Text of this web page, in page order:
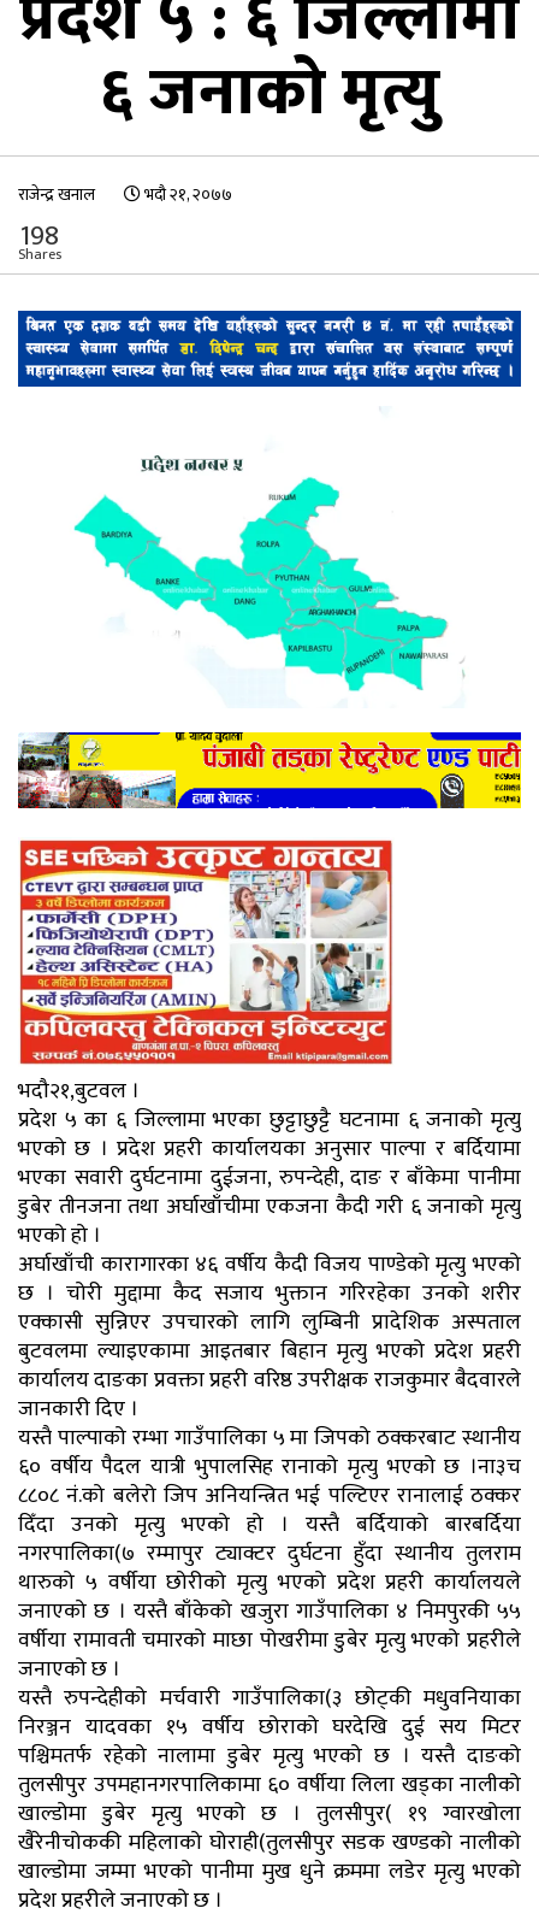
६ जनाको मृत्यु
राजेन्द्र खनाल भदौ २१, २०७७
198
Shares
भदौ२१,बुटवल ।
प्रदेश ५ का ६ जिल्लामा भएका छुट्टाछुट्टै घटनामा ६ जनाको मृत्यु
भएको छ । प्रदेश प्रहरी कार्यालयका अनुसार पाल्पा र बर्दियामा
भएका सवारी दुर्घटनामा दुईजना, रुपन्देही, दाङ र बाँकेमा पानीमा
डुबेर तीनजना तथा अर्घाखाँचीमा एकजना कैदी गरी ६ जनाको मृत्यु
भएको हो ।
अर्घाखाँची कारागारका ४६ वर्षीय कैदी विजय पाण्डेको मृत्यु भएको
छ । चोरी मुद्दामा कैद सजाय भुक्तान गरिरहेका उनको शरीर
एक्कासी सुन्निएर उपचारको लागि लुम्बिनी प्रादेशिक अस्पताल
बुटवलमा ल्याइएकामा आइतबार बिहान मृत्यु भएको प्रदेश प्रहरी
कार्यालय दाङका प्रवक्ता प्रहरी वरिष्ठ उपरीक्षक राजकुमार बैदवारले
जानकारी दिए ।
यस्तै पाल्पाको रम्भा गाउँपालिका ५ मा जिपको ठक्करबाट स्थानीय
६० वर्षीय पैदल यात्री भुपालसिह रानाको मृत्यु भएको छ ।ना३च
८८०८ नं.को बलेरो जिप अनियन्त्रित भई पल्टिएर रानालाई ठक्कर
दिँदा उनको मृत्यु भएको हो । यस्तै बर्दियाको बारबर्दिया
नगरपालिका(७ रम्मापुर ट्याक्टर दुर्घटना हुँदा स्थानीय तुलराम
थारुको ५ वर्षीया छोरीको मृत्यु भएको प्रदेश प्रहरी कार्यालयले
जनाएको छ । यस्तै बाँकेको खजुरा गाउँपालिका ४ निमपुरकी ५५
वर्षीया रामावती चमारको माछा पोखरीमा डुबेर मृत्यु भएको प्रहरीले
जनाएको छ ।
यस्तै रुपन्देहीको मर्चवारी गाउँपालिका(३ छोट्की मधुवनियाका
निरञ्जन यादवका १५ वर्षीय छोराको घरदेखि दुई सय मिटर
पश्चिमतर्फ रहेको नालामा डुबेर मृत्यु भएको छ । यस्तै दाङको
तुलसीपुर उपमहानगरपालिकामा ६० वर्षीया लिला खड्का नालीको
खाल्डोमा डुबेर मृत्यु भएको छ । तुलसीपुर( १९ ग्वारखोला
खैरेनीचोककी महिलाको घोराही(तुलसीपुर सडक खण्डको नालीको
खाल्डोमा जम्मा भएको पानीमा मुख धुने क्रममा लडेर मृत्यु भएको
प्रदेश प्रहरीले जनाएको छ ।